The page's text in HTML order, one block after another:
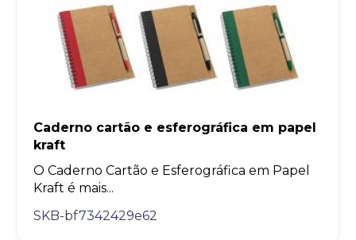
Caderno cartão e esferográfica em papel
kraft
O Caderno Cartão e Esferográfica em Papel
Kraft é mais...
SKB-bf7342429e62